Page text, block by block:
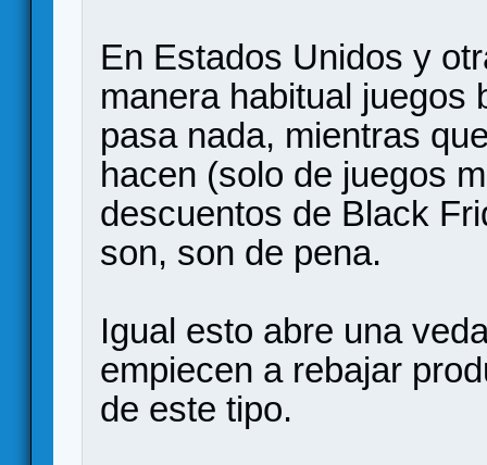
En Estados Unidos y
manera habitual juegos
pasa nada, mientras
hacen (solo de juegos
descuentos de Black
son, son de pena.
Igual esto abre una
empiecen a rebajar
de este tipo.